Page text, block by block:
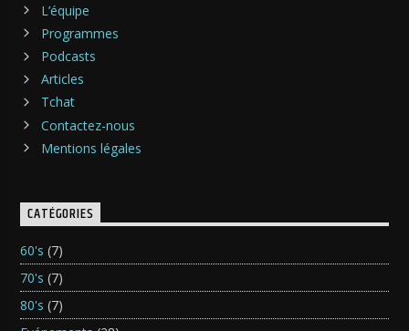
L’équipe
Programmes
Podcasts
Articles
Tchat
Contactez-nous
Mentions légales
CATÉGORIES
60's (7)
70's (7)
80's (7)